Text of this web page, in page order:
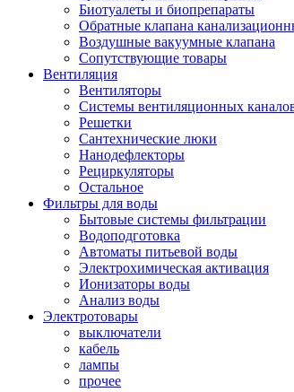
Биотуалеты и биопрепараты
Обратные клапана
Воздушные вакуумные клапана
Сопутствующие товары
Вентиляция
Вентиляторы
Системы вентиляционных
Решетки
Сантехнические люки
Нанодефлекторы
Рециркуляторы
Остальное
Фильтры для воды
Бытовые системы фильтрации
Водоподготовка
Автоматы питьевой воды
Электрохимическая активация
Ионизаторы воды
Анализ воды
Электротовары
выключатели
кабель
лампы
прочее